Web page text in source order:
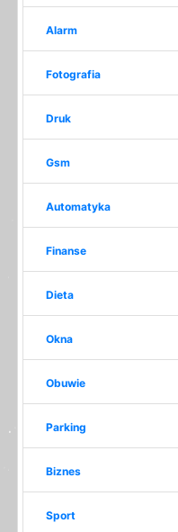
Alarm
Fotografia
Druk
Gsm
Automatyka
Finanse
Dieta
Okna
Obuwie
Parking
Biznes
Sport